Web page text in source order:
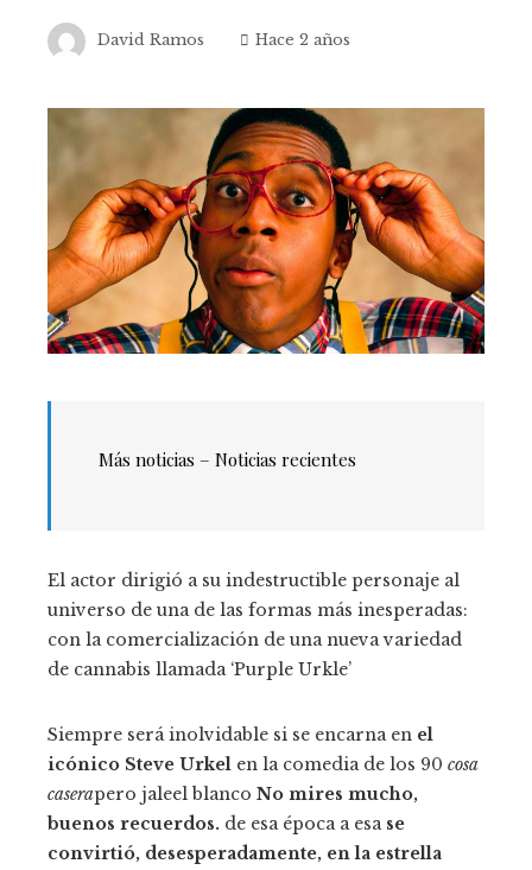
David Ramos Hace 2 años
Más noticias – Noticias recientes
El actor dirigió a su indestructible personaje al
universo de una de las formas más inesperadas:
con la comercialización de una nueva variedad
de cannabis llamada ‘Purple Urkle’
Siempre será inolvidable si se encarna en el
icónico Steve Urkel en la comedia de los 90 cosa
caserapero jaleel blanco No mires mucho,
buenos recuerdos. de esa época a esa se
convirtió, desesperadamente, en la estrella